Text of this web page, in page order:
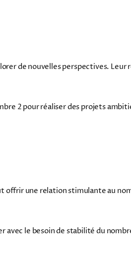
de nouvelles perspectives.
2 pour réaliser des projets
offrir une relation stimulante au
le besoin de stabilité du